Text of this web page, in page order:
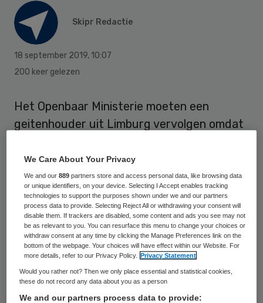
Skipr Redactie
18 september 2019, 10:07
200 keer gelezen
Het Openbaar Ministerie moeten een
geitenhouder uit Limburg vervolgen omdat
mogelijk waren besmet met Q-koorts. Zijn
zorgboerderij werd besmet verklaard nadat
al een aantal medewerkers en bezoekers
ziek waren geworden. Een 20-jarige man is
aan de ziekte bezweken.
Het slachtoffer zat in een klas die in 2009
de zorgboerderij bezocht. De dag daarvoor
had de geitenhouder een dierenarts
We Care About Your Privacy
We and our889 partners store and access personal data, like browsing data
or unique identifiers, on your device. Selecting I Accept enables tracking
technologies to support the purposes shown under we and our partners
process data to provide. Selecting Reject All or withdrawing your consent will
disable them. If trackers are disabled, some content and ads you see may not
be as relevant to you. You can resurface this menu to change your choices or
withdraw consent at any time by clicking the Manage Preferences link on the
bottom of the webpage. Your choices will have effect within our Website. For
more details, refer to our Privacy Policy.
Privacy Statement
Would you rather not? Then we only place essential and statistical cookies,
these do not record any data about you as a person
We and our partners process data to provide: